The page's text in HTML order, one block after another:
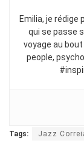
Emilia, je
qui se passe
voyage au
people,
Tags: Jazz